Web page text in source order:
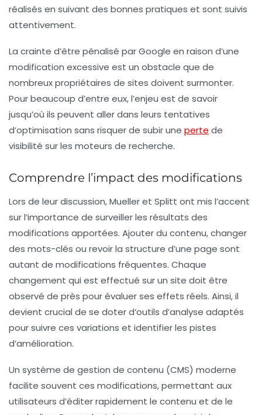
réalisés en suivant des bonnes pratiques et sont suivis
attentivement.
La crainte d’être pénalisé par Google en raison d’une
modification excessive est un obstacle que de
nombreux propriétaires de sites doivent surmonter.
Pour beaucoup d’entre eux, l’enjeu est de savoir
jusqu’où ils peuvent aller dans leurs tentatives
d’optimisation sans risquer de subir une perte de
visibilité sur les moteurs de recherche.
Comprendre l’impact des modifications
Lors de leur discussion, Mueller et Splitt ont mis l’accent
sur l’importance de surveiller les résultats des
modifications apportées. Ajouter du contenu, changer
des mots-clés ou revoir la structure d’une page sont
autant de modifications fréquentes. Chaque
changement qui est effectué sur un site doit être
observé de près pour évaluer ses effets réels. Ainsi, il
devient crucial de se doter d’outils d’analyse adaptés
pour suivre ces variations et identifier les pistes
d’amélioration.
Un système de gestion de contenu (CMS) moderne
facilite souvent ces modifications, permettant aux
utilisateurs d’éditer rapidement le contenu et de le